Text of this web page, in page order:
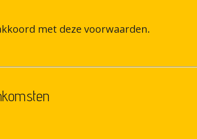
met deze voorwaarden.